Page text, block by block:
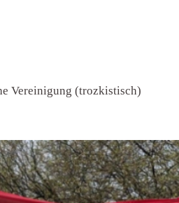
Vereinigung (trozkistisch)